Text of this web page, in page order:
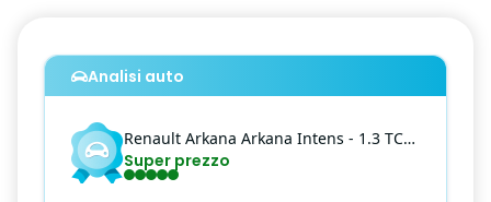
Analisi auto
Renault Arkana Arkana Intens - 1.3 TCe 140cv Intens EDC FAP
Super prezzo